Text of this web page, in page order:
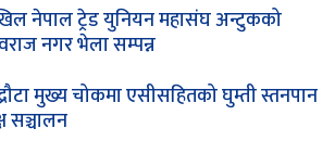
नेपाल ट्रेड युनियन महासंघ अन्टुकको
नगर भेला सम्पन्न
मुख्य चोकमा एसीसहितको घुम्ती स्तनपान
सञ्चालन